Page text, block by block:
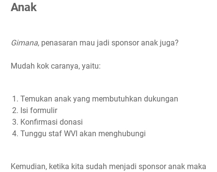
Anak
Gimana, penasaran mau jadi sponsor anak juga?
Mudah kok caranya, yaitu:
Temukan anak yang membutuhkan dukungan
Isi formulir
Konfirmasi donasi
Tunggu staf WVI akan menghubungi
Kemudian, ketika kita sudah menjadi sponsor anak maka